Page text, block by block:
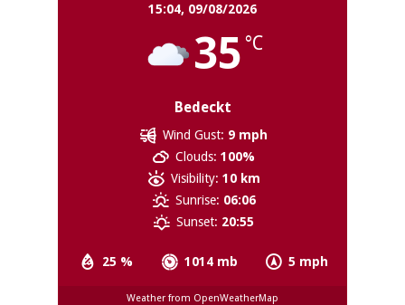
15:04, 09/08/2026
35 °C
Bedeckt
25 % 1014 mb 5 mph
Wind Gust: 9 mph
Clouds: 100%
Visibility: 10 km
Sunrise: 06:06
Sunset: 20:55
Weather from OpenWeatherMap